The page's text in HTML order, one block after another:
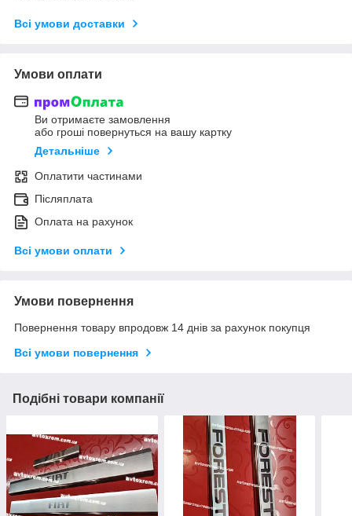
Всі умови доставки
Умови оплати
Ви отримаєте замовлення
або гроші повернуться на вашу картку
Детальніше
Оплатити частинами
Післяплата
Оплата на рахунок
Всі умови оплати
Умови повернення
Повернення товару впродовж 14 днів за рахунок покупця
Всі умови повернення
Подібні товари компанії